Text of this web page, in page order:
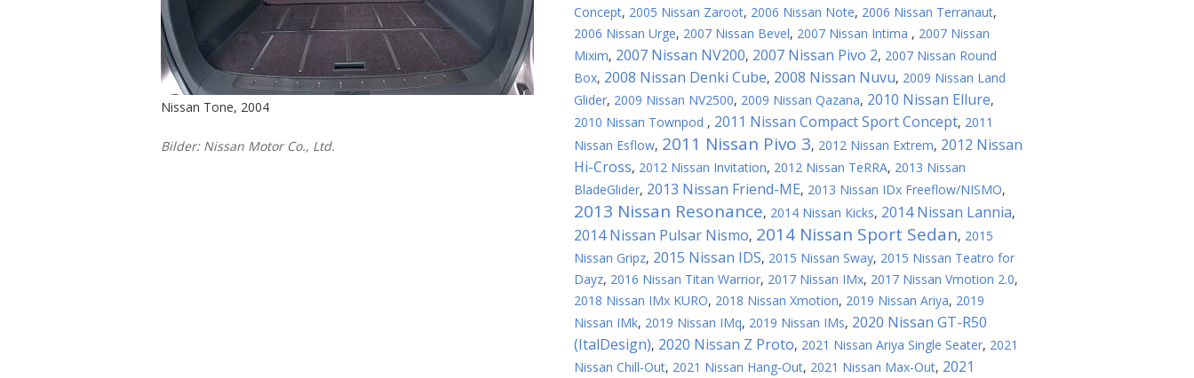
Nissan Tone, 2004
Bilder: Nissan Motor Co., Ltd.
Concept, 2005 Nissan Zaroot, 2006 Nissan Note, 2006 Nissan Terranaut,
2006 Nissan Urge, 2007 Nissan Bevel, 2007 Nissan Intima , 2007 Nissan
Mixim, 2007 Nissan NV200, 2007 Nissan Pivo 2, 2007 Nissan Round
Box, 2008 Nissan Denki Cube, 2008 Nissan Nuvu, 2009 Nissan Land
Glider, 2009 Nissan NV2500, 2009 Nissan Qazana, 2010 Nissan Ellure,
2010 Nissan Townpod , 2011 Nissan Compact Sport Concept, 2011
Nissan Esflow, 2011 Nissan Pivo 3, 2012 Nissan Extrem, 2012 Nissan
Hi-Cross, 2012 Nissan Invitation, 2012 Nissan TeRRA, 2013 Nissan
BladeGlider, 2013 Nissan Friend-ME, 2013 Nissan IDx Freeflow/NISMO,
2013 Nissan Resonance, 2014 Nissan Kicks, 2014 Nissan Lannia,
2014 Nissan Pulsar Nismo, 2014 Nissan Sport Sedan, 2015
Nissan Gripz, 2015 Nissan IDS, 2015 Nissan Sway, 2015 Nissan Teatro for
Dayz, 2016 Nissan Titan Warrior, 2017 Nissan IMx, 2017 Nissan Vmotion 2.0,
2018 Nissan IMx KURO, 2018 Nissan Xmotion, 2019 Nissan Ariya, 2019
Nissan IMk, 2019 Nissan IMq, 2019 Nissan IMs, 2020 Nissan GT-R50
(ItalDesign), 2020 Nissan Z Proto, 2021 Nissan Ariya Single Seater, 2021
Nissan Chill-Out, 2021 Nissan Hang-Out, 2021 Nissan Max-Out, 2021